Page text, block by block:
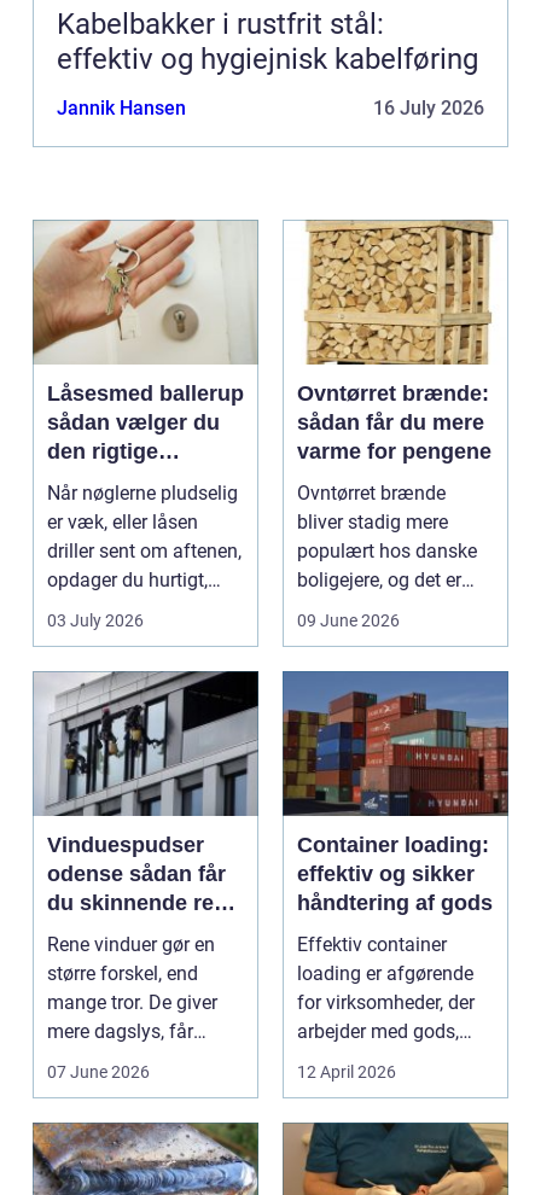
Kabelbakker i rustfrit stål:
effektiv og hygiejnisk kabelføring
Jannik Hansen 16 July 2026
Låsesmed ballerup
sådan vælger du
den rigtige
låsepartner
Når nøglerne pludselig
er væk, eller låsen
driller sent om aftenen,
opdager du hurtigt,
hvor vigtig ...
03 July 2026
Ovntørret brænde:
sådan får du mere
varme for pengene
Ovntørret brænde
bliver stadig mere
populært hos danske
boligejere, og det er
ikke uden grund. Når
09 June 2026
Vinduespudser
odense sådan får
du skinnende rene
ruder året rundt
Rene vinduer gør en
større forskel, end
mange tror. De giver
mere dagslys, får
boligen eller virksom...
07 June 2026
Container loading:
effektiv og sikker
håndtering af gods
Effektiv container
loading er afgørende
for virksomheder, der
arbejder med gods,
skrot eller ...
12 April 2026